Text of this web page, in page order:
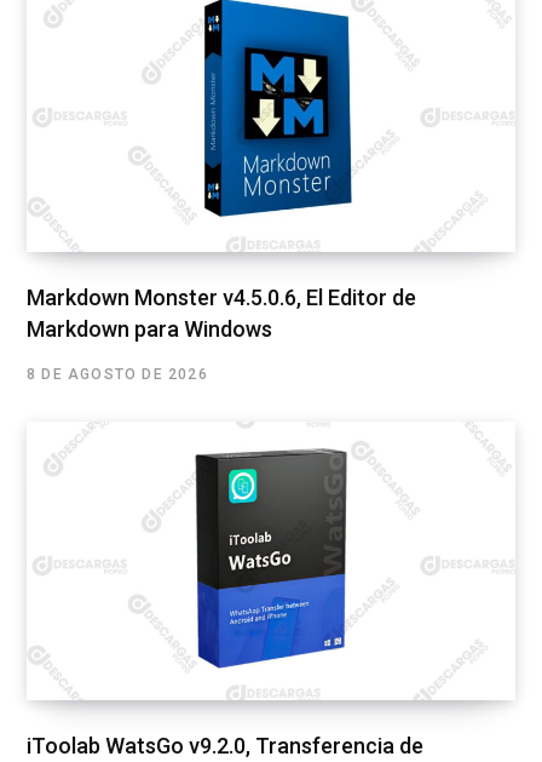
Markdown Monster v4.5.0.6, El Editor de
Markdown para Windows
8 DE AGOSTO DE 2026
iToolab WatsGo v9.2.0, Transferencia de